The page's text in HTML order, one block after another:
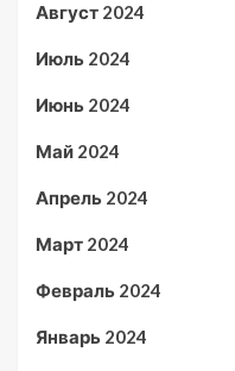
Август 2024
Июль 2024
Июнь 2024
Май 2024
Апрель 2024
Март 2024
Февраль 2024
Январь 2024